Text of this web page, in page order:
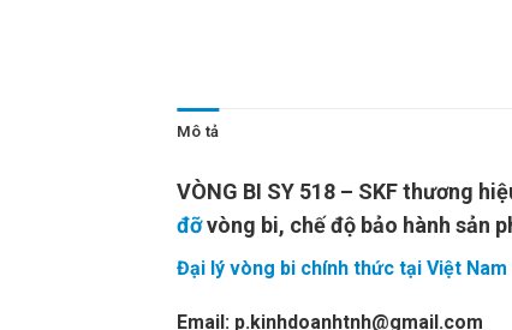
Mô tả
VÒNG BI SY 518 – SKF thương
đỡvòng bi, chế độ bảo hành sản
Đại lý vòng bi chính thức tại Việt Nam
Email: p.kinhdoanhtnh@gmail.com